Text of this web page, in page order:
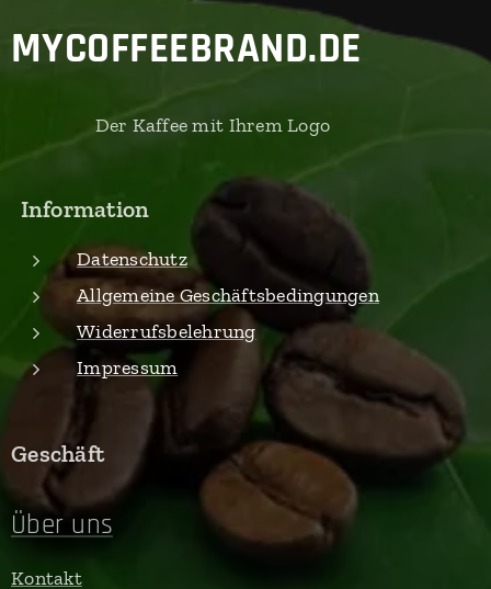
MYCOFFEEBRAND.DE
Der Kaffee mit Ihrem Logo
Information
Datenschutz
Allgemeine Geschäftsbedingungen
Widerrufsbelehrung
Impressum
Geschäft
Über uns
Kontakt